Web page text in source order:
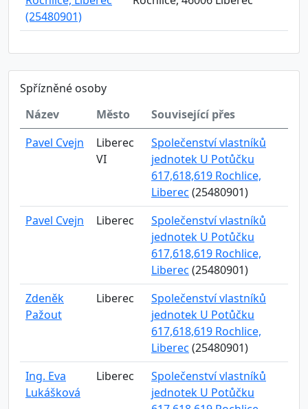
(25480901)
Spřízněné osoby
Název
Město
Související přes
Pavel Cvejn
Liberec
VI
Společenství vlastníků
jednotek U Potůčku
617,618,619 Rochlice,
Liberec (25480901)
Pavel Cvejn
Liberec
Společenství vlastníků
jednotek U Potůčku
617,618,619 Rochlice,
Liberec (25480901)
Zdeněk
Pažout
Liberec
Společenství vlastníků
jednotek U Potůčku
617,618,619 Rochlice,
Liberec (25480901)
Ing. Eva
Lukášková
Liberec
Společenství vlastníků
jednotek U Potůčku